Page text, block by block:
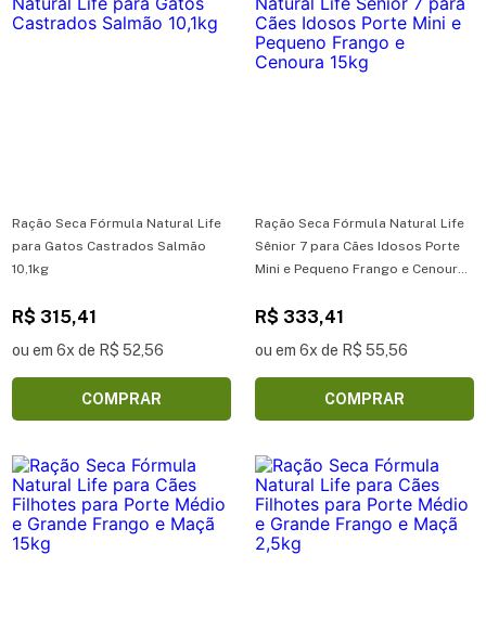
Ração Seca Fórmula Natural Life
para Gatos Castrados Salmão
10,1kg
R$ 315,41
ou em 6x de R$ 52,56
COMPRAR
Ração Seca Fórmula Natural Life
Sênior 7 para Cães Idosos Porte
Mini e Pequeno Frango e Cenoura
R$ 333,41
ou em 6x de R$ 55,56
COMPRAR